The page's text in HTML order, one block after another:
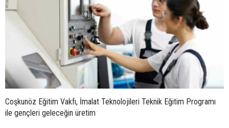
Coşkunöz Eğitim Vakfı, İmalat Teknolojileri Teknik Eğitim Programı
ile gençleri geleceğin üretim